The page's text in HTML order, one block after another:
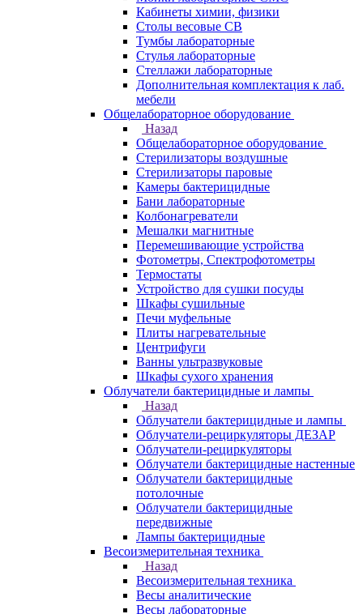
Кабинеты химии, физики
Столы весовые СВ
Тумбы лабораторные
Стулья лабораторные
Стеллажи лабораторные
Дополнительная комплектация к лаб.
мебели
Общелабораторное оборудование
Назад
Общелабораторное оборудование
Стерилизаторы воздушные
Стерилизаторы паровые
Камеры бактерицидные
Бани лабораторные
Колбонагреватели
Мешалки магнитные
Перемешивающие устройства
Фотометры, Спектрофотометры
Термостаты
Устройство для сушки посуды
Шкафы сушильные
Печи муфельные
Плиты нагревательные
Центрифуги
Ванны ультразвуковые
Шкафы сухого хранения
Облучатели бактерицидные и лампы
Назад
Облучатели бактерицидные и лампы
Облучатели-рециркуляторы ДЕЗАР
Облучатели-рециркуляторы
Облучатели бактерицидные настенные
Облучатели бактерицидные
потолочные
Облучатели бактерицидные
передвижные
Лампы бактерицидные
Весоизмерительная техника
Назад
Весоизмерительная техника
Весы аналитические
Весы лабораторные